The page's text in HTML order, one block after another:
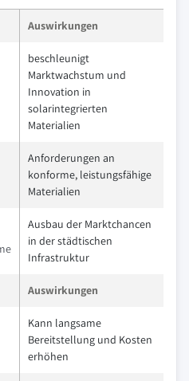
Auswirkungen
beschleunigt
Marktwachstum und
Innovation in
solarintegrierten
Materialien
Anforderungen an
konforme, leistungsfähige
Materialien
Ausbau der Marktchancen
in der städtischen
Infrastruktur
Auswirkungen
Kann langsame
Bereitstellung und Kosten
erhöhen